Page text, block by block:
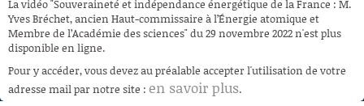
À LA DEMANDE
RECHERCHE
AIDE À LA DÉCOUPE
DE VIDÉOS
La vidéo "Souveraineté et indépendance énergétique de la France : M.
Yves Bréchet, ancien Haut-commissaire à l’Énergie atomique et
Membre de l’Académie des sciences" du 29 novembre 2022 n'est plus
disponible en ligne.
Pour y accéder, vous devez au préalable accepter l'utilisation de votre
adresse mail par notre site : en savoir plus.